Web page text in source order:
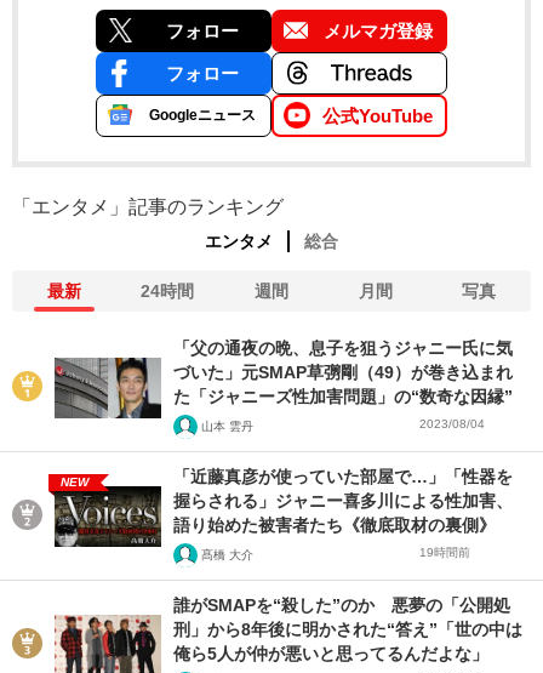
フォロー メルマガ登録
フォロー
Googleニュース 公式YouTube
「エンタメ」記事のランキング
エンタメ 総合
最新 24時間 週間 月間 写真
「父の通夜の晩、息子を狙うジャニー氏に気
づいた」元SMAP草彅剛（49）が巻き込まれ
た「ジャニーズ性加害問題」の“数奇な因縁”
山本 雲丹 2023/08/04
NEW
「近藤真彦が使っていた部屋で…」「性器を
握らされる」ジャニー喜多川による性加害、
語り始めた被害者たち《徹底取材の裏側》
髙橋 大介 19時間前
誰がSMAPを“殺した”のか 悪夢の「公開処
刑」から8年後に明かされた“答え”「世の中は
俺ら5人が仲が悪いと思ってるんだよな」